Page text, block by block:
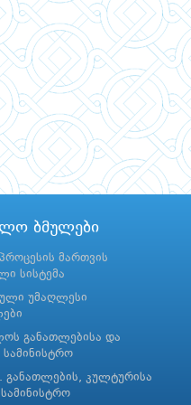
ბმულები
მართვის
სისტემა
უმაღლესი
განათლებისა და
სამინისტრო
განათლების, კულტურისა